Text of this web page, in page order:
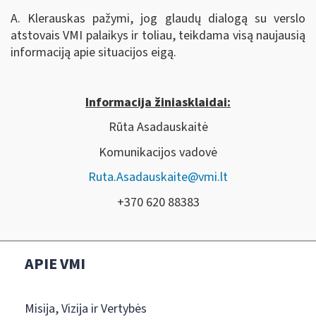
A. Klerauskas pažymi, jog glaudų dialogą su verslo
atstovais VMI palaikys ir toliau, teikdama visą naujausią
informaciją apie situacijos eigą.
Informacija žiniasklaidai:
Rūta Asadauskaitė
Komunikacijos vadovė
Ruta.Asadauskaite@vmi.lt
+370 620 88383
APIE VMI
Misija, Vizija ir Vertybės